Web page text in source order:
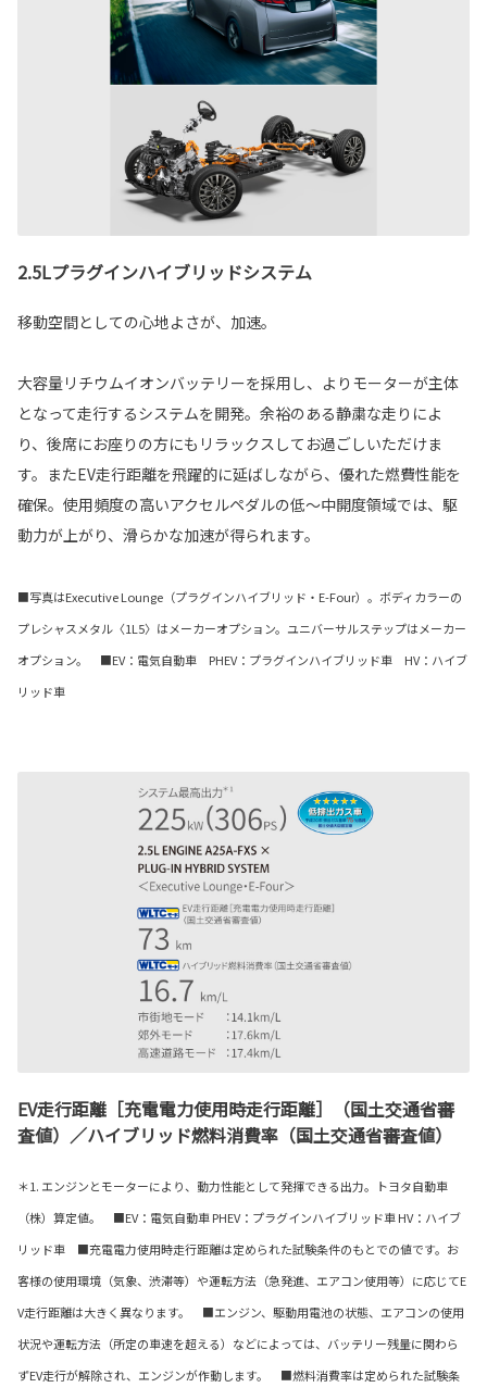
2.5Lプラグインハイブリッドシステム
移動空間としての心地よさが、加速。
大容量リチウムイオンバッテリーを採用し、よりモーターが主体
となって走行するシステムを開発。余裕のある静粛な走りによ
り、後席にお座りの方にもリラックスしてお過ごしいただけま
す。またEV走行距離を飛躍的に延ばしながら、優れた燃費性能を
確保。使用頻度の高いアクセルペダルの低～中開度領域では、駆
動力が上がり、滑らかな加速が得られます。
■写真はExecutive Lounge（プラグインハイブリッド・E-Four）。ボディカラーの
プレシャスメタル〈1L5〉はメーカーオプション。ユニバーサルステップはメーカー
オプション。 ■EV：電気自動車 PHEV：プラグインハイブリッド車 HV：ハイブ
リッド車
EV走行距離［充電電力使用時走行距離］（国土交通省審
査値）／ハイブリッド燃料消費率（国土交通省審査値）
＊1. エンジンとモーターにより、動力性能として発揮できる出力。トヨタ自動車
（株）算定値。 ■EV：電気自動車 PHEV：プラグインハイブリッド車 HV：ハイブ
リッド車 ■充電電力使用時走行距離は定められた試験条件のもとでの値です。お
客様の使用環境（気象、渋滞等）や運転方法（急発進、エアコン使用等）に応じてE
V走行距離は大きく異なります。 ■エンジン、駆動用電池の状態、エアコンの使用
状況や運転方法（所定の車速を超える）などによっては、バッテリー残量に関わら
ずEV走行が解除され、エンジンが作動します。 ■燃料消費率は定められた試験条